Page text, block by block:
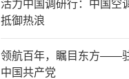
活力中国调研行：中国空
抵御热浪
领航百年，瞩目东方——
中国共产党